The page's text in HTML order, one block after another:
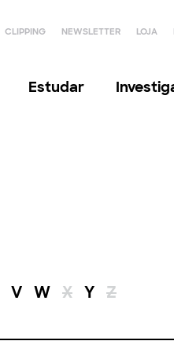
CLIPPING NEWSLETTER LOJA
Estudar
V W X Y Z